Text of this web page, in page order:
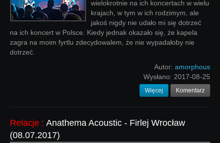
wielokrotnie na ich koncertach w wielu
krajach, w tym w ich rodzimym, ale
jakoś nigdy nie udało mi się dotrzeć
na ich koncert w Polsce. Kiedy jednak okazało się, że kapela
zagra na moim fyrtlu zdecydowalem, że nie wypadałoby nie
dotrzeć.
Autor: amorphous
Wysłano: 2017-08-25
Więcej Komentarz
Relacje : Anathema Acoustic - Firlej Wrocław
(08.07.2017)